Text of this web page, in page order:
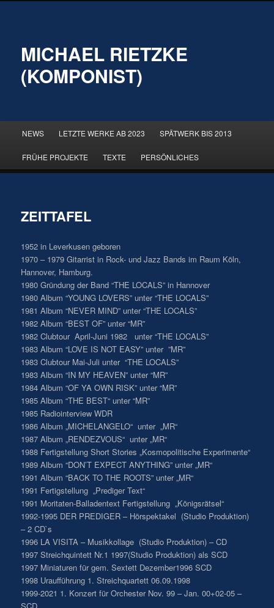
MICHAEL RIETZKE
(KOMPONIST)
Zum
primären
springen
Zum
sekundären
springen
NEWS LETZTE WERKE AB 2023 SPÄTWERK BIS 2013
FRÜHE PROJEKTE TEXTE PERSÖNLICHES
ZEITTAFEL
1952 in Leverkusen geboren
1970 – 1979 Gitarrist in Rock- und Jazz Bands im Raum Köln,
Hannover, Hamburg.
1980 Gründung der Band “THE LOCALS” in Hannover
1980 Album “YOUNG LOVERS” unter “THE LOCALS”
1981 Album “NEVER MIND” unter “THE LOCALS”
1982 Album “BEST OF” unter “MR”
1982 Clubtour April-Juni 1982 unter “THE LOCALS”
1983 Album “LOVE IS NOT EASY” unter ”MR”
1983 Clubtour Mai-Juli unter “THE LOCALS”
1983 Album “IN MY HEAVEN” unter “MR”
1984 Album “OF YA OWN RISK” unter “MR”
1985 Album “THE BEST“ unter “MR”
1985 Radiointerview WDR
1986 Album „MICHELANGELO“ unter „MR“
1987 Album „RENDEZVOUS“ unter „MR“
1988 Fertigstellung Short Stories „Kosmopolitische Experimente“
1989 Album “DON’T EXPECT ANYTHING” unter „MR“
1991 Album “BACK TO THE ROOTS” unter „MR“
1991 Fertigstellung „Prediger Text“
1991 Moritaten-Balladentext Fertigstellung „Königsrätsel“
1992-1995 DER PREDIGER – Hörspektakel (Studio Produktion)
– 2 CD`s
1996 LA VISITA – Musikkollage (Studio Produktion) – CD
1997 Streichquintett Nr.1 1997(Studio Produktion) als SCD
1997 Miniaturen für gem. Sextett Dezember1996 SCD
1998 Uraufführung 1. Streichquartett 06.09.1998
1999-2021 1. Konzert für Orchester Nov. 99 – Jan. 00+02-05 –